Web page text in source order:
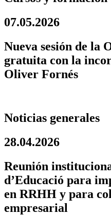
07.05.2026
Nueva sesión de la
gratuita con la
Oliver Fornés
Noticias generales
28.04.2026
Reunión
d’Educació para
en RRHH y para
empresarial